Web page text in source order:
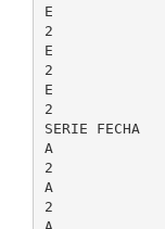
E
2
E
2
E
2
SERIE FECHA
A
2
A
2
A